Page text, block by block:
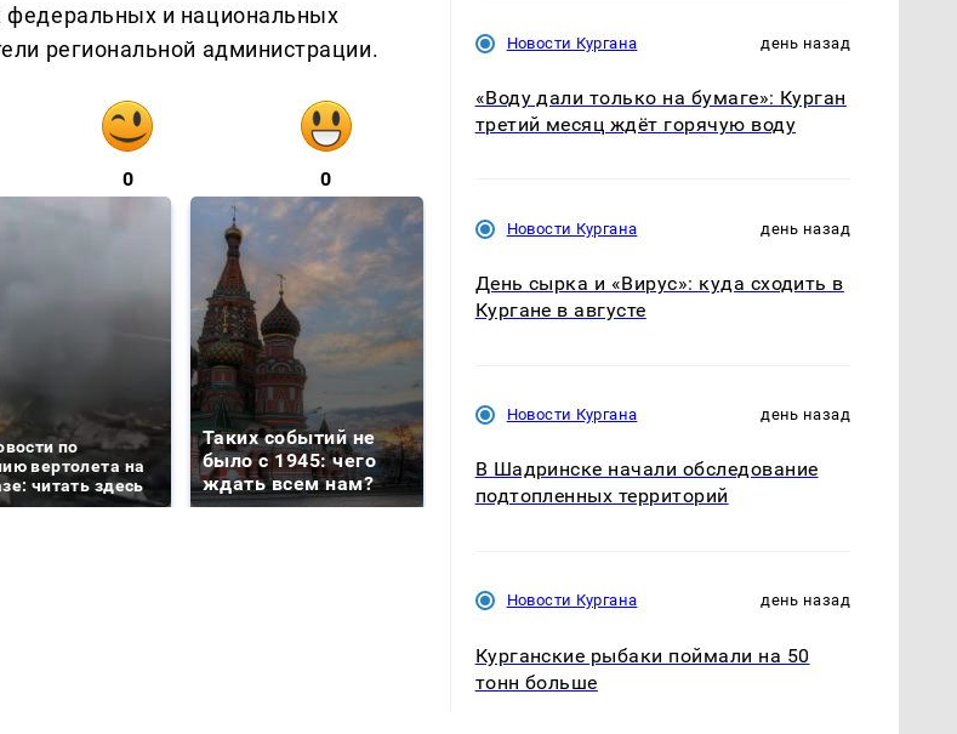
федеральных и национальных
региональной администрации.
0 0
по
вертолета на
читать здесь
Таких событий не
было с 1945: чего
ждать всем нам?
ажиотаж из-за этого
продукта: что купить?
СМИ: В Химках на
подожгли.
Новости Кургана день назад
«Воду дали только на бумаге»: Курган
третий месяц ждёт горячую воду
Новости Кургана день назад
День сырка и «Вирус»: куда сходить в
Кургане в августе
Новости Кургана день назад
В Шадринске начали обследование
подтопленных территорий
Новости Кургана день назад
Курганские рыбаки поймали на 50
тонн больше